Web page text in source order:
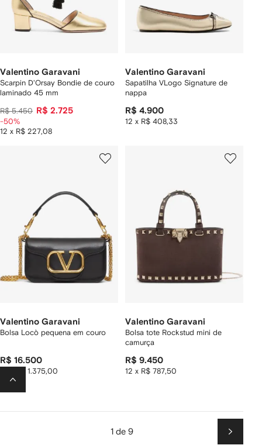
Valentino Garavani
Scarpin D'Orsay Bondie de couro
laminado 45 mm
R$ 5.450 R$ 2.725
12 x R$ 227,08
-50%
Valentino Garavani
Sapatilha VLogo Signature de
nappa
R$ 4.900
12 x R$ 408,33
Valentino Garavani
Bolsa Locò pequena em couro
R$ 16.500
12 x R$ 1.375,00
Valentino Garavani
Bolsa tote Rockstud mini de
camurça
R$ 9.450
12 x R$ 787,50
1 de 9